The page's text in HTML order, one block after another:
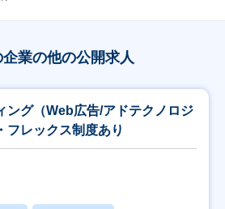
企業の他の公開求人
ング（Web広告/アドテクノロジ
レックス制度あり